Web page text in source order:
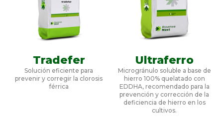
Tradefer
Solución eficiente para
prevenir y corregir la clorosis
férrica
Ultraferro
Microgránulo soluble a base de
hierro 100% quelatado con
EDDHA, recomendado para la
prevención y corrección de la
deficiencia de hierro en los
cultivos.